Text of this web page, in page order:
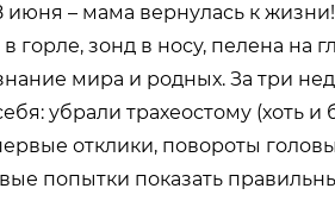
– мама вернулась к жизни!
зонд в носу, пелена на
мира и родных. За три
убрали трахеостому (хоть и
отклики, повороты
попытки показать